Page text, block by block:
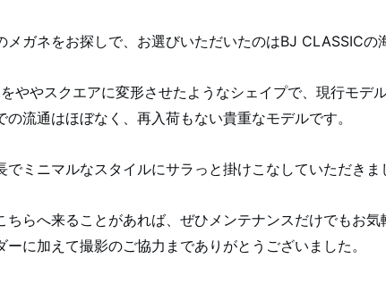
メガネをお探しで、お選びいただいたのはBJ CLASSICの
ややスクエアに変形させたようなシェイプで、現行モデ
の流通はほぼなく、再入荷もない貴重なモデルです。
でミニマルなスタイルにサラっと掛けこなしていただきま
ちらへ来ることがあれば、ぜひメンテナンスだけでもお気
ーに加えて撮影のご協力までありがとうございました。